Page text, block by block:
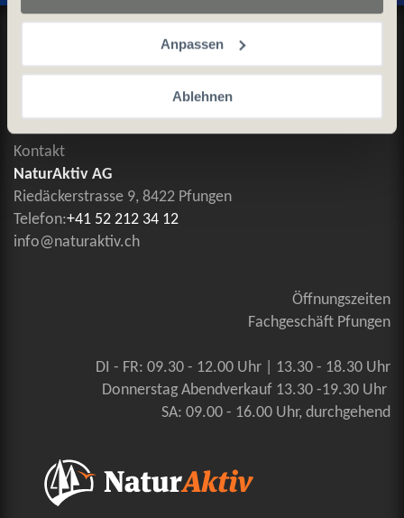
Anpassen
Ablehnen
Datenschutz und Cookie-Richtlinien
Allgemeine Geschäftsbedingungen
Kontaktieren Sie uns
Kontakt
NaturAktiv AG
Riedäckerstrasse 9, 8422 Pfungen
Telefon:+41 52 212 34 12
info@naturaktiv.ch
Öffnungszeiten
Fachgeschäft Pfungen
DI - FR: 09.30 - 12.00 Uhr | 13.30 - 18.30 Uhr
Donnerstag Abendverkauf 13.30 -19.30 Uhr
SA: 09.00 - 16.00 Uhr, durchgehend